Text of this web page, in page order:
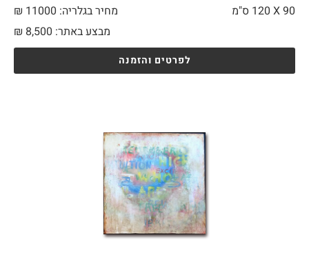
90 X
מחיר בגלריה: 11000 ₪
מבצע באתר:
₪ 8,500
לפרטים והזמנה